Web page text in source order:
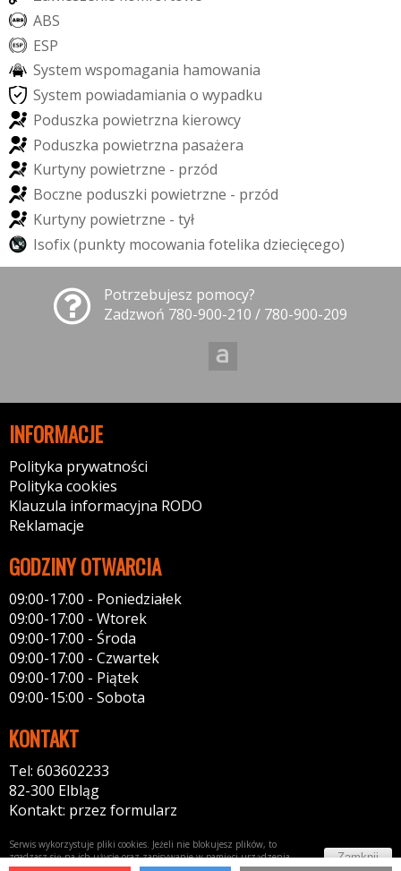
ABS
ESP
System wspomagania hamowania
System powiadamiania o wypadku
Poduszka powietrzna kierowcy
Poduszka powietrzna pasażera
Kurtyny powietrzne - przód
Boczne poduszki powietrzne - przód
Kurtyny powietrzne - tył
Isofix(punkty mocowania fotelika dziecięcego)
Potrzebujesz pomocy?
Zadzwoń 780-900-210 / 780-900-209
INFORMACJE
Polityka prywatności
Polityka cookies
Klauzula informacyjna RODO
Reklamacje
GODZINY OTWARCIA
09:00-17:00 - Poniedziałek
09:00-17:00 - Wtorek
09:00-17:00 - Środa
09:00-17:00 - Czwartek
09:00-17:00 - Piątek
09:00-15:00 - Sobota
KONTAKT
Tel: 603602233
82-300 Elbląg
Kontakt: przez formularz
Serwis wykorzystuje pliki cookies. Jeżeli nie blokujesz plików, to
zgadzasz się na ich użycie oraz zapisywanie w pamięci urządzenia.
Zamknij